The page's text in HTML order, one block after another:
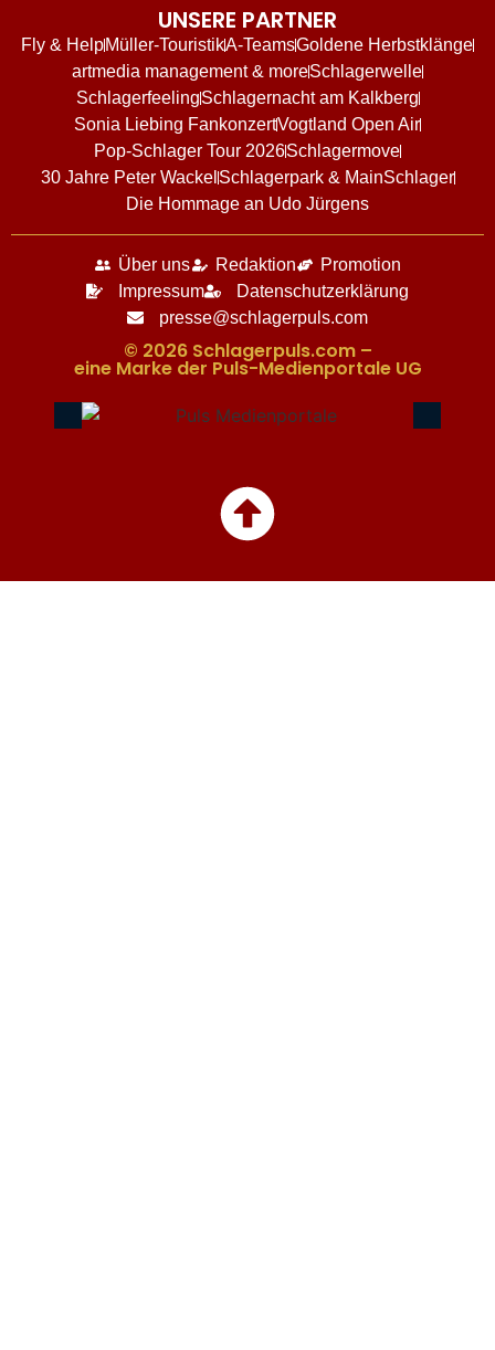
UNSERE PARTNER
Fly & HelpMüller-TouristikA-TeamsGoldene Herbstklänge
artmedia management & moreSchlagerwelle
SchlagerfeelingSchlagernacht am Kalkberg
Sonia Liebing FankonzertVogtland Open Air
Pop-Schlager Tour 2026Schlagermove
30 Jahre Peter Wackel Schlagerpark & MainSchlager
Die Hommage an Udo Jürgens
Über uns Redaktion
Promotion
Impressum
Datenschutzerklärung
presse@schlagerpuls.com
© 2026 Schlagerpuls.com –
eine Marke der Puls-Medienportale UG​